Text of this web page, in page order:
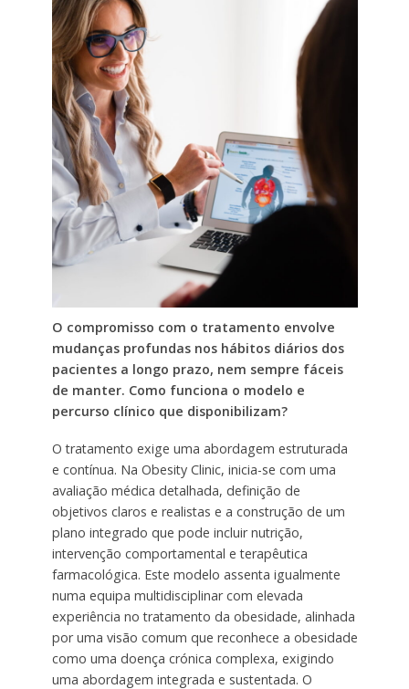
O compromisso com o tratamento envolve
mudanças profundas nos hábitos diários dos
pacientes a longo prazo, nem sempre fáceis
de manter. Como funciona o modelo e
percurso clínico que disponibilizam?
O tratamento exige uma abordagem estruturada
e contínua. Na Obesity Clinic, inicia-se com uma
avaliação médica detalhada, definição de
objetivos claros e realistas e a construção de um
plano integrado que pode incluir nutrição,
intervenção comportamental e terapêutica
farmacológica. Este modelo assenta igualmente
numa equipa multidisciplinar com elevada
experiência no tratamento da obesidade, alinhada
por uma visão comum que reconhece a obesidade
como uma doença crónica complexa, exigindo
uma abordagem integrada e sustentada. O